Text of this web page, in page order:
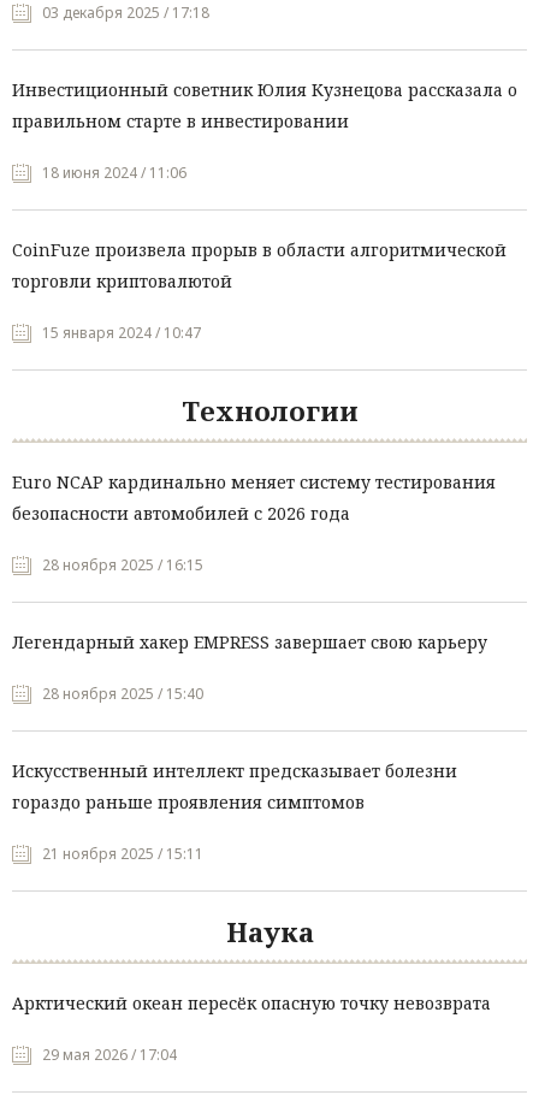
03 декабря 2025 / 17:18
Инвестиционный советник Юлия Кузнецова рассказала о
правильном старте в инвестировании
18 июня 2024 / 11:06
CoinFuze произвела прорыв в области алгоритмической
торговли криптовалютой
15 января 2024 / 10:47
Технологии
Euro NCAP кардинально меняет систему тестирования
безопасности автомобилей с 2026 года
28 ноября 2025 / 16:15
Легендарный хакер EMPRESS завершает свою карьеру
28 ноября 2025 / 15:40
Искусственный интеллект предсказывает болезни
гораздо раньше проявления симптомов
21 ноября 2025 / 15:11
Наука
Арктический океан пересёк опасную точку невозврата
29 мая 2026 / 17:04